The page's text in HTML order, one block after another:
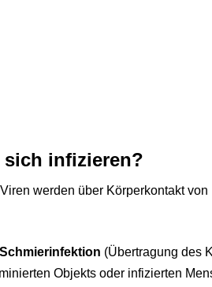
sich infizieren?
werden über Körperkontakt
Schmierinfektion (Übertragung des
Objekts oder infizierten